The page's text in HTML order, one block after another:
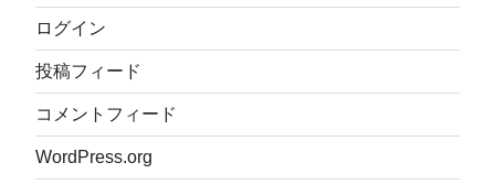
ログイン
投稿フィード
コメントフィード
WordPress.org